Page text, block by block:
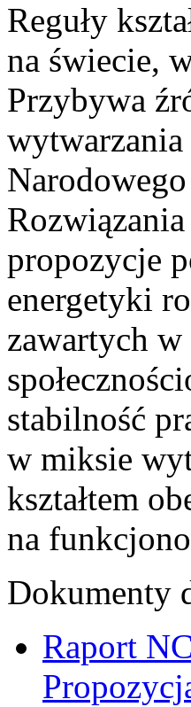
Reguły
na świecie,
Przybywa
propozycje
energetyki
zawartych
stabilność
w miksie
kształtem
na
Dokumenty
Raport